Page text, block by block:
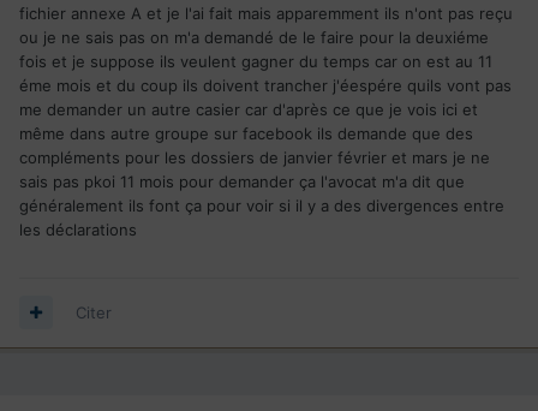
fichier annexe A et je l'ai fait mais apparemment ils n'ont pas reçu
ou je ne sais pas on m'a demandé de le faire pour la deuxiéme
fois et je suppose ils veulent gagner du temps car on est au 11
éme mois et du coup ils doivent trancher j'éespére quils vont pas
me demander un autre casier car d'après ce que je vois ici et
même dans autre groupe sur facebook ils demande que des
compléments pour les dossiers de janvier février et mars je ne
sais pas pkoi 11 mois pour demander ça l'avocat m'a dit que
généralement ils font ça pour voir si il y a des divergences entre
les déclarations
Citer